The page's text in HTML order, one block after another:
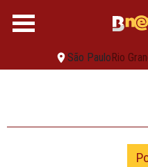
São PauloRio